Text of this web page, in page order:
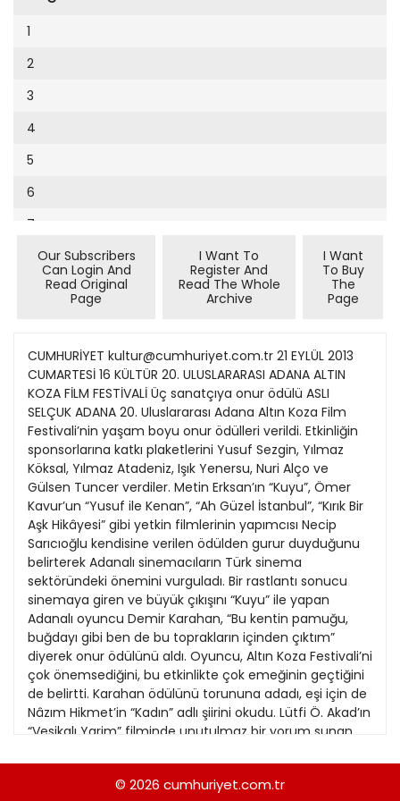
Cumhuriyet Sağlıklı Beslenme
Cumhuriyet Sokak
Cumhuriyet Spor
Cumhuriyet Strateji
Cumhuriyet Tarım
Cumhuriyet Yılbaşı
Çerçeve Eki
Dergi Eki
Ekonomi Eki
Evleniyoruz
Güney Dogu
Kitap Eki
Özel Ekler
Özel Okullar
Sevgililer Günü
Siyaset Eki
Sürdürülebilir yaşam
Turizm Eki
Yerel Yönetimler
1994
1991
1990
1989
1988
1987
1986
1985
1984
1983
1982
1981
1980
9
10
11
12
13
14
15
16
19
20
21
22
23
24
25
26
27
28
29
30
1
2
3
4
5
6
7
11
12
13
14
15
16
17
18
19
20
Our Subscribers
Can Login And
Read Original
Page
I Want To
Register And
Read The Whole
Archive
I Want
To Buy
The
Page
CUMHURİYET kultur@cumhuriyet.com.tr 21 EYLÜL 2013
CUMARTESİ 16 KÜLTÜR 20. ULUSLARARASI ADANA ALTIN
KOZA FİLM FESTİVALİ Üç sanatçıya onur ödülü ASLI
SELÇUK ADANA 20. Uluslararası Adana Altın Koza Film
Festivali’nin yaşam boyu onur ödülleri verildi. Etkinliğin
sponsorlarına katkı plaketlerini Yusuf Sezgin, Yılmaz
Köksal, Yılmaz Atadeniz, Işık Yenersu, Nuri Alço ve
Gülsen Tuncer verdiler. Metin Erksan’ın “Kuyu”, Ömer
Kavur’un “Yusuf ile Kenan”, “Ah Güzel İstanbul”, “Kırık Bir
Aşk Hikâyesi” gibi yetkin filmlerinin yapımcısı Necip
Sarıcıoğlu kendisine verilen ödülden gurur duyduğunu
belirterek Adanalı sinemacıların Türk sinema
sektöründeki önemini vurguladı. Bir rastlantı sonucu
sinemaya giren ve büyük çıkışını “Kuyu” ile yapan
Adanalı oyuncu Demir Karahan, “Bu kentin pamuğu,
buğdayı gibi ben de bu toprakların içinden çıktım”
diyerek onur ödülünü aldı. Oyuncu, Altın Koza Festivali’ni
çok önemsediğini, bu etkinlikte çok emeğinin geçtiğini
de belirtti. Karahan ödülünü torununa adadı, eşi için de
Nâzım Hikmet’in “Kadın” adlı şiirini okudu. Lütfi Ö. Akad’ın
“Vesikalı Yarim” filminde unutulmaz bir yorum sunan
çok önemli olduğunu belirterek uzun ömürlü olmalarını
diledi. Günay kendisini ve meslektaşlarını günümüze
© 2026 cumhuriyet.com.tr